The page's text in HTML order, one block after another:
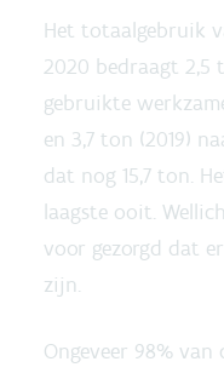
Het totaalgebruik
2020 bedraagt 2,5
gebruikte
en 3,7 ton (2019)
dat nog 15,7 ton.
laagste ooit.
voor gezorgd dat
zijn.
Ongeveer 98%